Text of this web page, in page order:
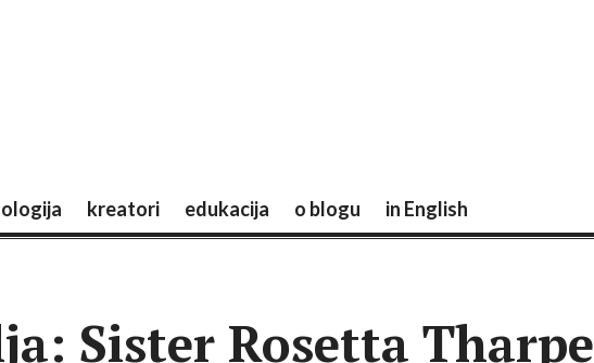
kreatori edukacija o blogu in English
Sister Rosetta Tharpe